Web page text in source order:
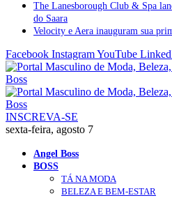
The Lanesborough Club & Spa
do Saara
Velocity e Aera inauguram sua
Facebook InstagramYouTube
INSCREVA-SE
sexta-feira, agosto 7
Angel Boss
BOSS
TÁ NA MODA
BELEZA E BEM-ESTAR